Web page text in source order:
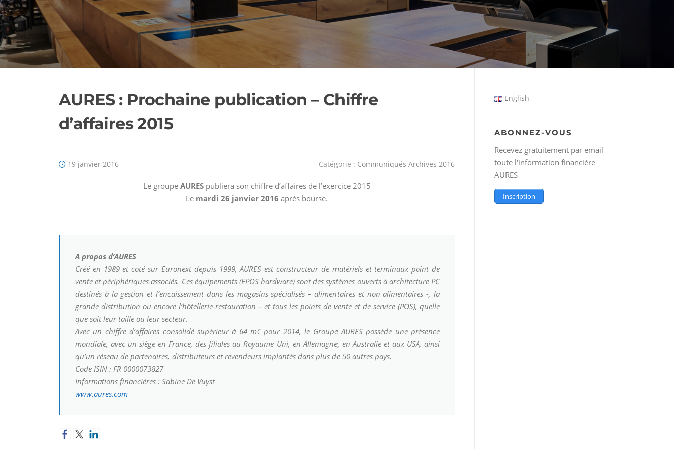
AURES : Prochaine publication – Chiffre
d’affaires 2015
19 janvier 2016 Catégorie : Communiqués Archives 2016
Le groupe AURESpubliera son chiffre d’affaires de l’exercice 2015
Le mardi 26 janvier 2016 après bourse.
A propos d’AURES
Créé en 1989 et coté sur Euronext depuis 1999, AURES est constructeur de matériels et terminaux point de
vente et périphériques associés. Ces équipements (EPOS hardware) sont des systèmes ouverts à architecture PC
destinés à la gestion et l’encaissement dans les magasins spécialisés – alimentaires et non alimentaires -, la
grande distribution ou encore l’hôtellerie-restauration – et tous les points de vente et de service (POS), quelle
que soit leur taille ou leur secteur.
Avec un chiffre d’affaires consolidé supérieur à 64 m€ pour 2014, le Groupe AURES possède une présence
mondiale, avec un siège en France, des filiales au Royaume Uni, en Allemagne, en Australie et aux USA, ainsi
qu’un réseau de partenaires, distributeurs et revendeurs implantés dans plus de 50 autres pays.
Code ISIN : FR 0000073827
Informations financières : Sabine De Vuyst
www.aures.com
English
ABONNEZ-VOUS
Recevez gratuitement par email
toute l'information financière
AURES
Inscription